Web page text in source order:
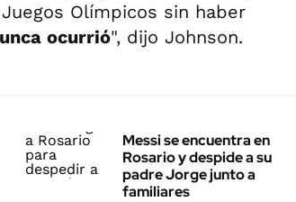
Olímpicos sin haber
ocurrió", dijo Johnson.
Messi se encuentra en
Rosario y despide a su
padre Jorge junto a
familiares